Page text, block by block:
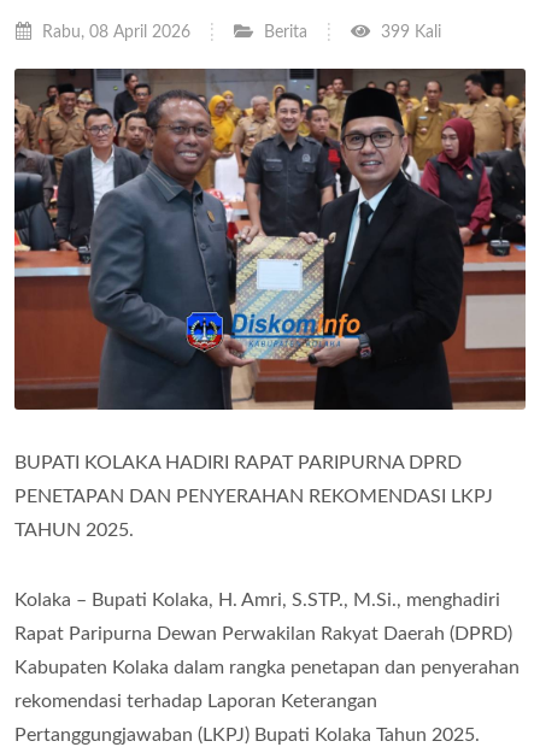
Rabu, 08 April 2026 Berita 399 Kali
BUPATI KOLAKA HADIRI RAPAT PARIPURNA DPRD
PENETAPAN DAN PENYERAHAN REKOMENDASI LKPJ
TAHUN 2025.
Kolaka – Bupati Kolaka, H. Amri, S.STP., M.Si., menghadiri
Rapat Paripurna Dewan Perwakilan Rakyat Daerah (DPRD)
Kabupaten Kolaka dalam rangka penetapan dan penyerahan
rekomendasi terhadap Laporan Keterangan
Pertanggungjawaban (LKPJ) Bupati Kolaka Tahun 2025.